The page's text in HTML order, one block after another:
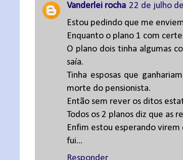
Vanderlei rocha 22 de julho
Estou pedindo que me
Enquanto o plano 1 com
O plano dois tinha algumas
saía.
Tinha esposas que
morte do pensionista.
Então sem rever os ditos
Todos os 2 planos diz que as
Enfim estou esperando virem
fui...